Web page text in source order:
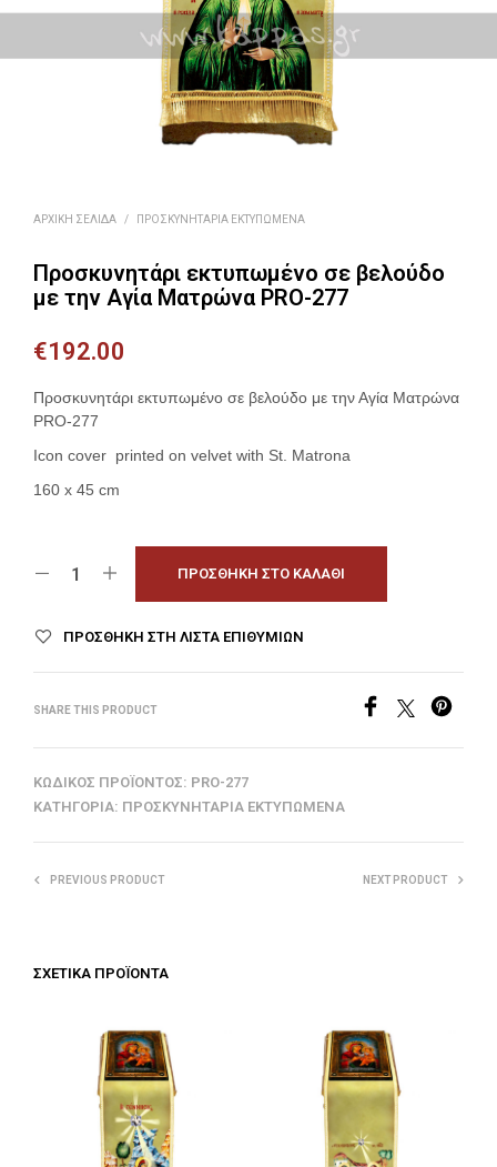
ΑΡΧΙΚΉ ΣΕΛΊΔΑ / ΠΡΟΣΚΥΝΗΤΆΡΙΑ ΕΚΤΥΠΩΜΈΝΑ
Προσκυνητάρι εκτυπωμένο σε βελούδο
με την Αγία Ματρώνα PRO-277
€192.00
Προσκυνητάρι εκτυπωμένο σε βελούδο με την Αγία Ματρώνα
PRO-277
Icon cover printed on velvet with St. Matrona
160 x 45 cm
ΠΡΟΣΘΉΚΗ ΣΤΟ ΚΑΛΆΘΙ
ΠΡΟΣΘΉΚΗ ΣΤΗ ΛΊΣΤΑ ΕΠΙΘΥΜΙΏΝ
SHARE THIS PRODUCT
ΚΩΔΙΚΌΣ ΠΡΟΪΌΝΤΟΣ: PRO-277
ΚΑΤΗΓΟΡΊΑ: ΠΡΟΣΚΥΝΗΤΆΡΙΑ ΕΚΤΥΠΩΜΈΝΑ
PREVIOUS PRODUCT NEXT PRODUCT
ΣΧΕΤΙΚΆ ΠΡΟΪΌΝΤΑ